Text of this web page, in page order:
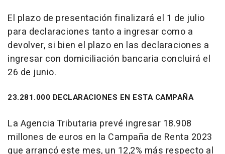
El plazo de presentación finalizará el 1 de julio
para declaraciones tanto a ingresar como a
devolver, si bien el plazo en las declaraciones a
ingresar con domiciliación bancaria concluirá el
26 de junio.
23.281.000 DECLARACIONES EN ESTA CAMPAÑA
La Agencia Tributaria prevé ingresar 18.908
millones de euros en la Campaña de Renta 2023
que arrancó este mes, un 12,2% más respecto al